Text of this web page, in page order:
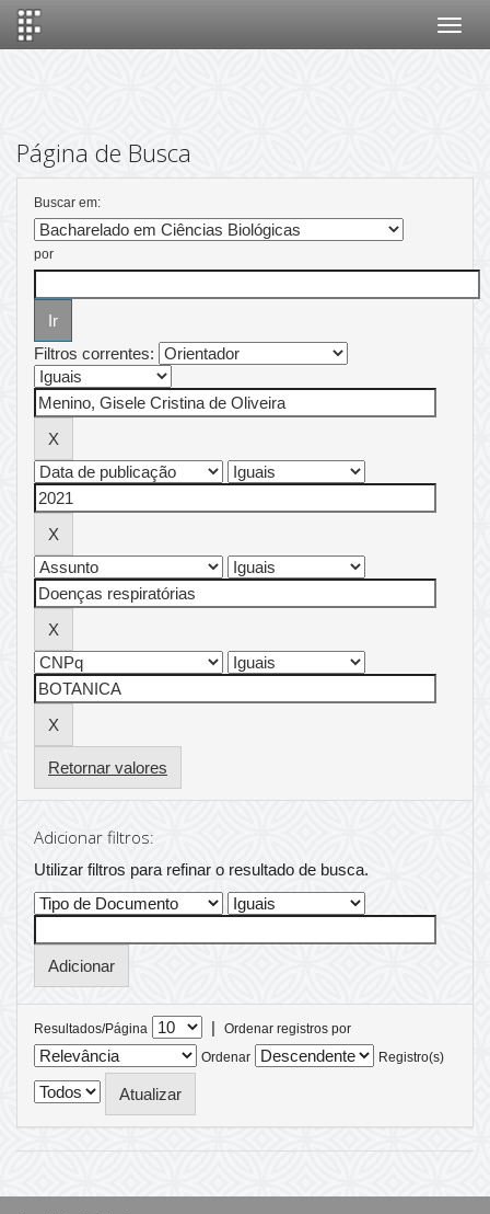
Página de Busca
Buscar em:
por
Filtros correntes:
Retornar valores
Adicionar filtros:
Utilizar filtros para refinar o resultado de busca.
Resultados/Página |
Ordenar registros por
Ordenar
Registro(s)